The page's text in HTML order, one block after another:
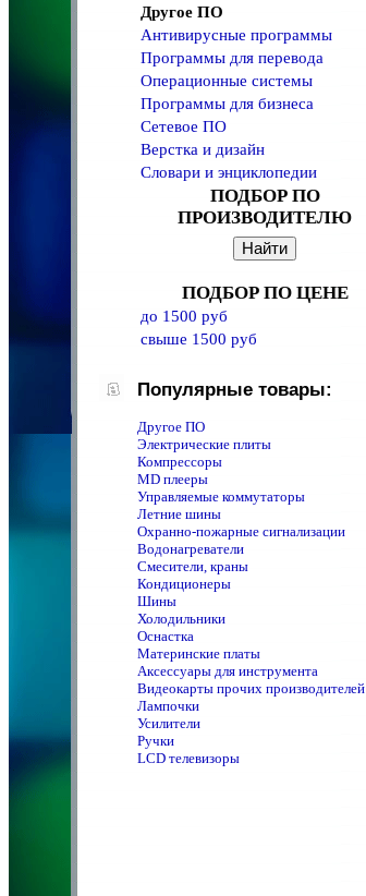
Другое ПО
Антивирусные программы
Программы для перевода
Операционные системы
Программы для бизнеса
Сетевое ПО
Верстка и дизайн
Словари и энциклопедии
ПОДБОР ПО
ПРОИЗВОДИТЕЛЮ
ПОДБОР ПО ЦЕНЕ
до 1500 руб
свыше 1500 руб
Популярные товары:
Другое ПО
Электрические плиты
Компрессоры
MD плееры
Управляемые коммутаторы
Летние шины
Охранно-пожарные сигнализации
Водонагреватели
Смесители, краны
Кондиционеры
Шины
Холодильники
Оснастка
Материнские платы
Аксессуары для инструмента
Видеокарты прочих производителей
Лампочки
Усилители
Ручки
LCD телевизоры